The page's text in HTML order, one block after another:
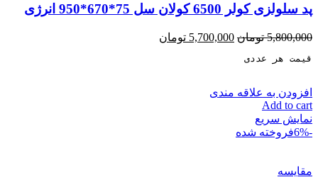
پد سلولزی کولر 6500 کولان سل 75*670*950 انرژی
5,800,000 تومان 5,700,000 تومان
قیمت هر عددی
افزودن به علاقه مندی
Add to cart
نمایش سریع
-6%
فروخته شده
مقايسه